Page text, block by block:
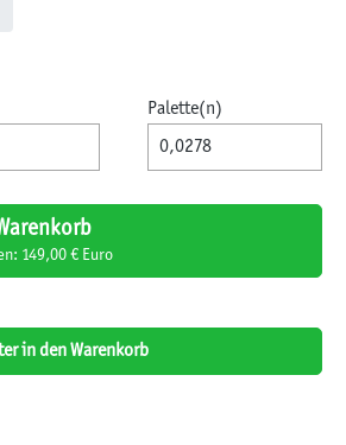
Palette(n)
Versandkosten: 149,00 € Euro
in den Warenkorb